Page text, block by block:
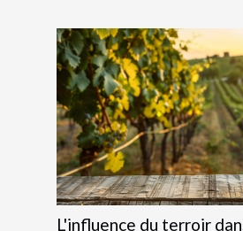
L'influence du terroir